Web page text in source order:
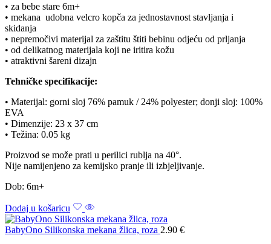
• za bebe stare 6m+
• mekana udobna velcro kopča za jednostavnost stavljanja i
skidanja
• nepremočivi materijal za zaštitu štiti bebinu odjeću od prljanja
• od delikatnog materijala koji ne iritira kožu
• atraktivni šareni dizajn
Tehničke specifikacije:
• Materijal: gorni sloj 76% pamuk / 24% polyester; donji sloj: 100%
EVA
• Dimenzije: 23 x 37 cm
• Težina: 0.05 kg
Proizvod se može prati u perilici rublja na 40°.
Nije namijenjeno za kemijsko pranje ili izbjeljivanje.
Dob: 6m+
Dodaj u košaricu
BabyOno Silikonska mekana žlica, roza 2.90 €